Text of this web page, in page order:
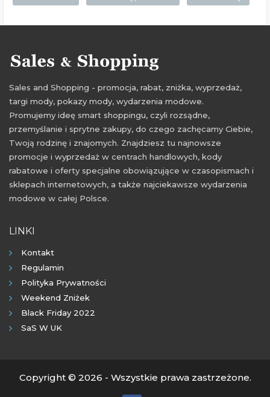
Sales and Shopping - promocja, rabat, zniżka, wyprzedaż,
targi mody, pokazy mody, wydarzenia modowe.
Promujemy ideę smart shoppingu, czyli rozsądne,
przemyślanie i sprytne zakupy, do czego zachęcamy Ciebie,
Twoją rodzinę i znajomych. Znajdziesz tu najnowsze
promocje i wyprzedaż w centrach handlowych, kody
rabatowe i oferty specjalne obowiązujące w czasopismach i
sklepach internetowych, a także najciekawsze wydarzenia
modowe w całej Polsce.
LINKI
Kontakt
Regulamin
Polityka Prywatności
Weekend Zniżek
Black Friday 2022
SaS W UK
Copyright © 2026 - Wszystkie prawa zastrzeżone.